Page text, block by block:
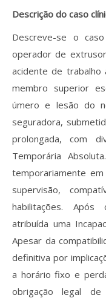
Descrição do caso
Descreve-se o
operador de
acidente de
membro superior
úmero e lesão do
seguradora,
prolongada, com
Temporária
temporariamente
supervisão,
habilitações. Após
atribuída uma
Apesar da
definitiva por
a horário fixo e
obrigação legal